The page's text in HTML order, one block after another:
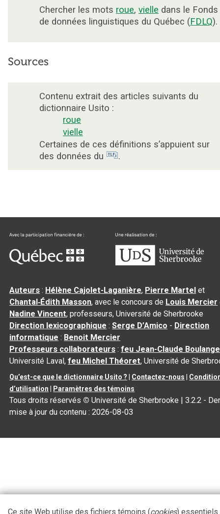
Chercher les mots roue, vielle dans le Fonds
de données linguistiques du Québec (FDLQ).
Sources
Contenu extrait des articles suivants du
dictionnaire Usito :
roue
vielle
Certaines de ces définitions s’appuient sur
des données du
.
Auteurs : Hélène Cajolet-Laganière, Pierre Martel et
Chantal‑Édith Masson, avec le concours de Louis Mercier
Nadine Vincent, professeurs, Université de Sherbrooke
Direction lexicographique :Serge D’Amico - Direction
informatique : Benoit Mercier
Professeurs collaborateurs :feu Jean-Claude
Université Laval,feu Michel Théoret, Université de
Qu’est-ce que le dictionnaire Usito ? Contactez-nous
d’utilisation
Paramètres des témoins
Tous droits réservés © Université de Sherbrooke |3.2.2 -
mise à jour du contenu :2026-08-03
Ce site Web utilise des fichiers témoins (cookies) essentiels